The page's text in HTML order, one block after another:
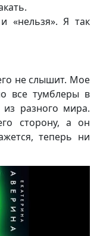
«нельзя». Я так
не слышит. Мое
все тумблеры в
разного мира.
сторону, а он
теперь ни